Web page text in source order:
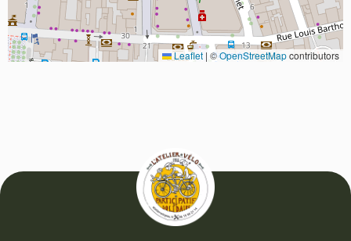
Leaflet | ©OpenStreetMapcontributors